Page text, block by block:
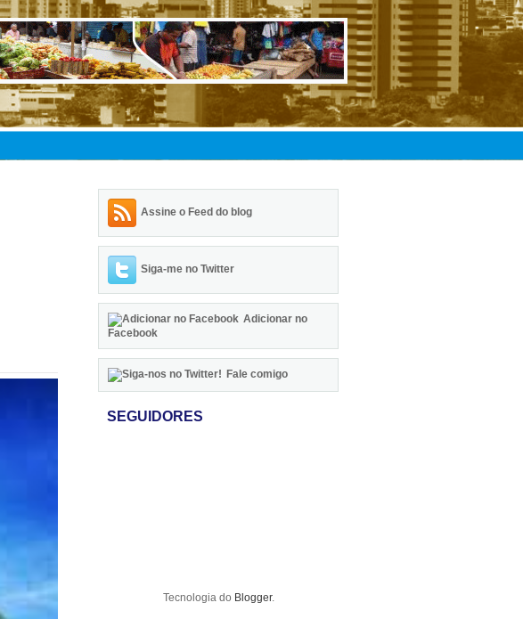
Assine o Feed do blog
Siga-me no Twitter
Adicionar no
Facebook
Fale comigo
SEGUIDORES
Tecnologia do Blogger.